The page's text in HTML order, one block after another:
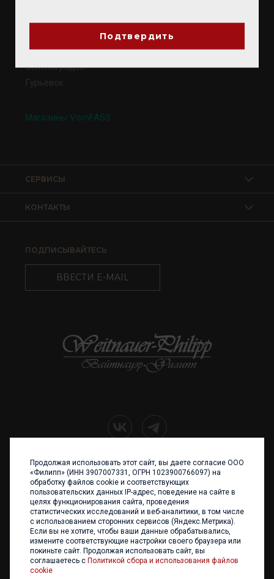
Светлогорск
Зеленоградск
Гурьевск
Магазины VomFASS
КОНТАКТЫ
СЕРВИСЫ
ПОДПИСЫВАЙТЕСЬ
ВВЕСТИ E-MAIL
+7 (4012) 960 898
236017 Калининград,
ул. Каштановая аллея, 47
Телефон: +7 4012 960 898,
+7 4012 960 856
Написать нам
Подтвердить
Продолжая использовать этот сайт, вы даете согласие ООО
«Филипп» (ИНН 3907007331, ОГРН 1023900766097) на
обработку файлов cookie и соответствующих
пользовательских данных IP-адрес, поведение на сайте в
целях функционирования сайта, проведения
статистических исследований и веб-аналитики, в том числе
с использованием сторонних сервисов (Яндекс.Метрика).
Если вы не хотите, чтобы ваши данные обрабатывались,
измените соответствующие настройки своего браузера или
покиньте сайт. Продолжая использовать сайт, вы
соглашаетесь с Политикой сбора и использования файлов
cookie